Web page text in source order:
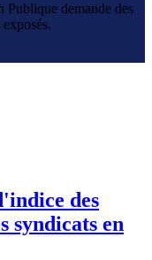
Publique demande des
des
syndicats en